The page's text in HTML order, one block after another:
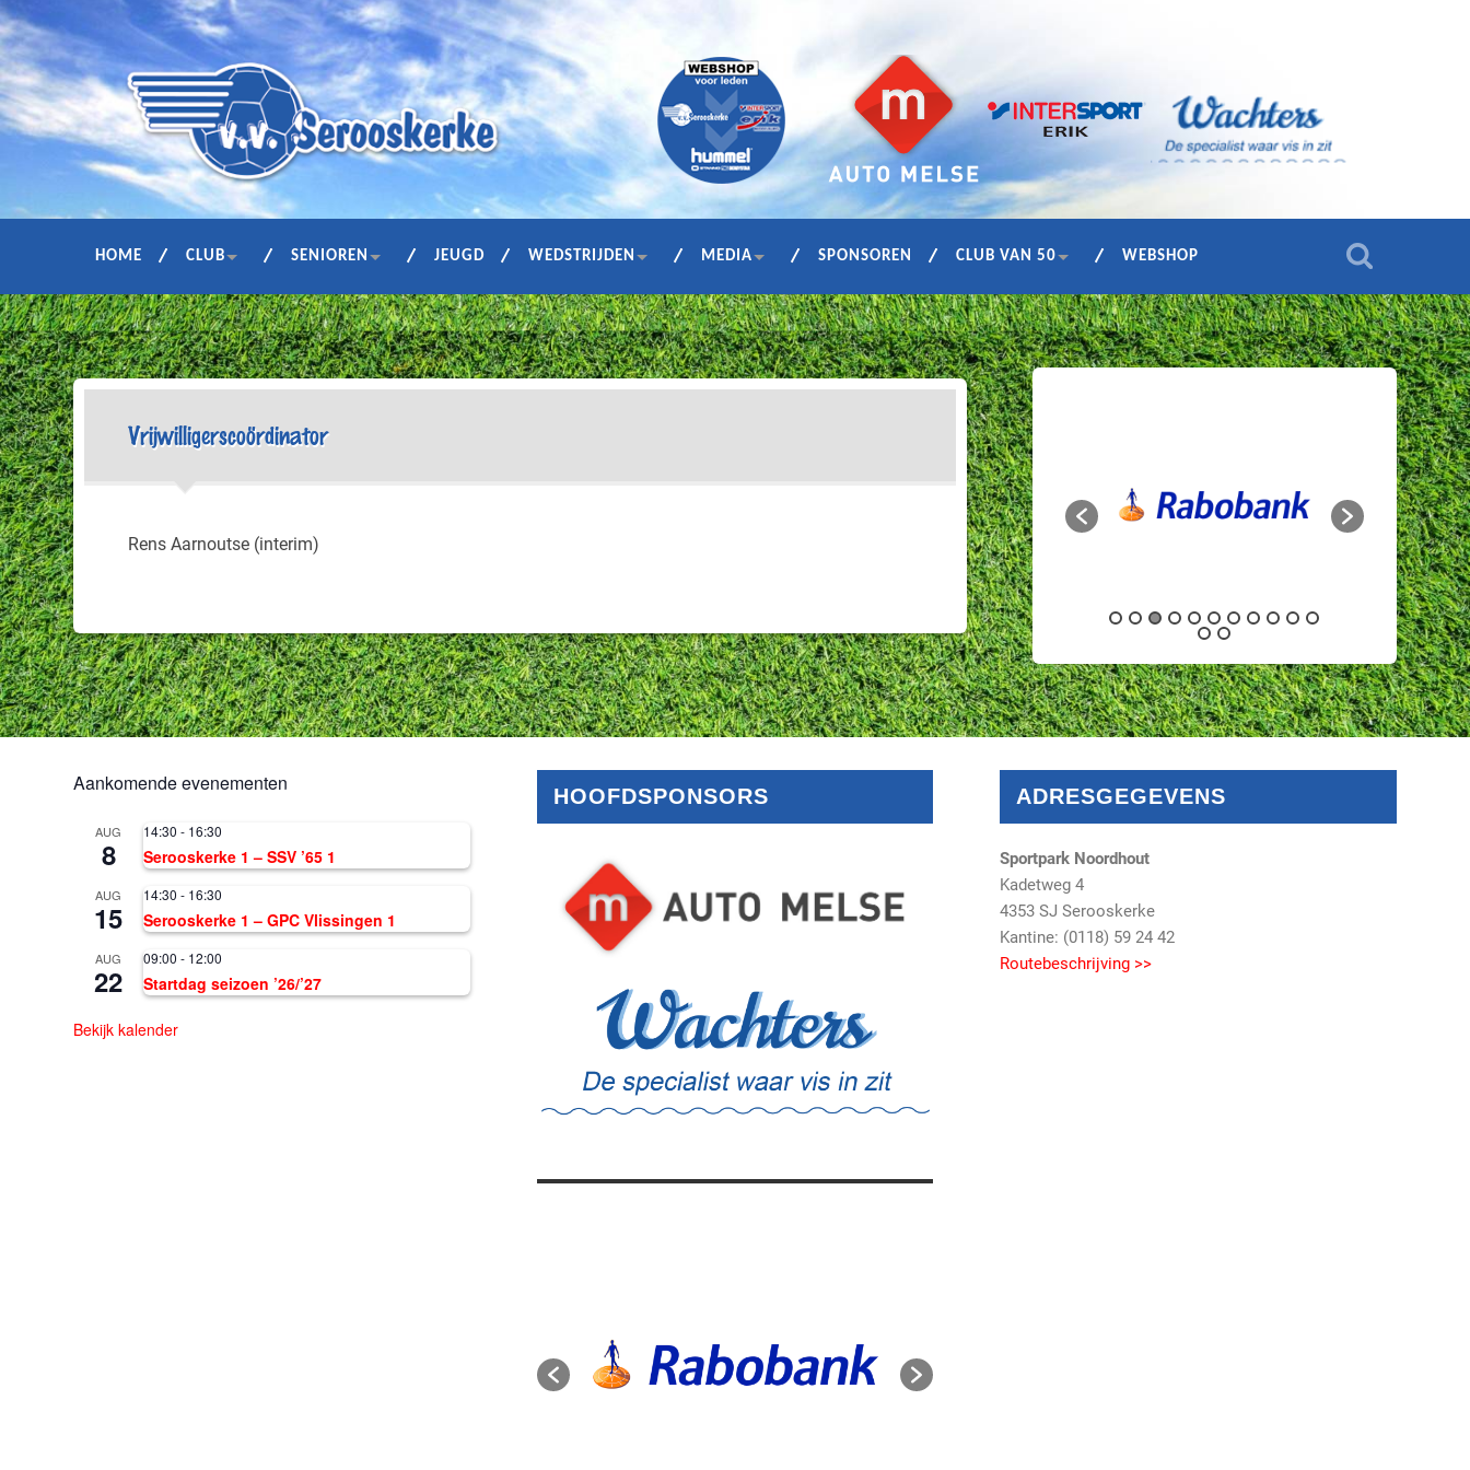
HOME CLUB SENIOREN JEUGD WEDSTRIJDEN MEDIA SPONSOREN CLUB VAN 50 WEBSHOP
Vrijwilligerscoördinator
Rens Aarnoutse (interim)
Aankomende evenementen
AUG
8
14:30 - 16:30
Serooskerke 1 – SSV ’65 1
AUG
15
14:30 - 16:30
Serooskerke 1 – GPC Vlissingen 1
AUG
22
09:00 - 12:00
Startdag seizoen ’26/’27
Bekijk kalender
HOOFDSPONSORS ADRESGEGEVENS
Sportpark Noordhout
Kadetweg 4
4353 SJ Serooskerke
Kantine: (0118) 59 24 42
Routebeschrijving >>